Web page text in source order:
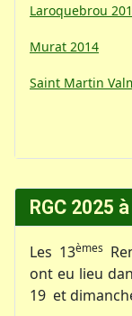
RGC 2025
Les 13èmes
ont eu lieu
19 et
Laroquebrou
Murat 2014
Saint Martin